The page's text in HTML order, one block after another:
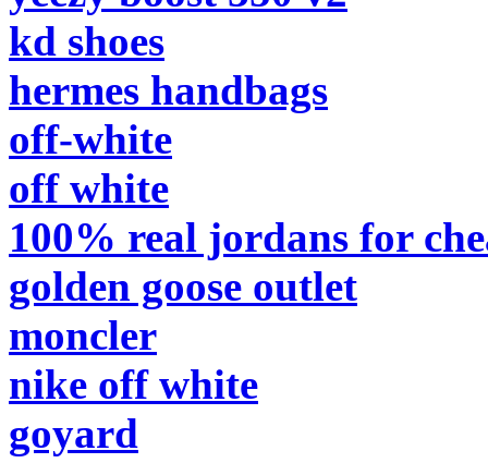
kd shoes
hermes handbags
off-white
off white
100% real jordans for
golden goose outlet
moncler
nike off white
goyard